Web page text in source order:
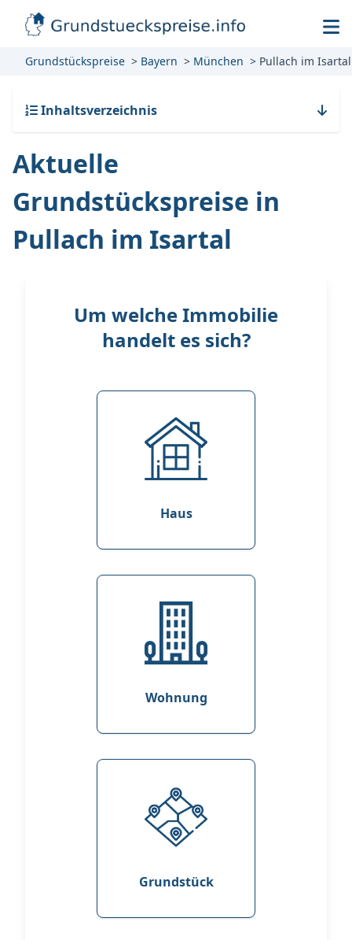
Grundstückspreise Bayern München Pullach im Isartal
Inhaltsverzeichnis
Aktuelle
Grundstückspreise in
Pullach im Isartal
Um welche Immobilie
handelt es sich?
Haus
Wohnung
Grundstück